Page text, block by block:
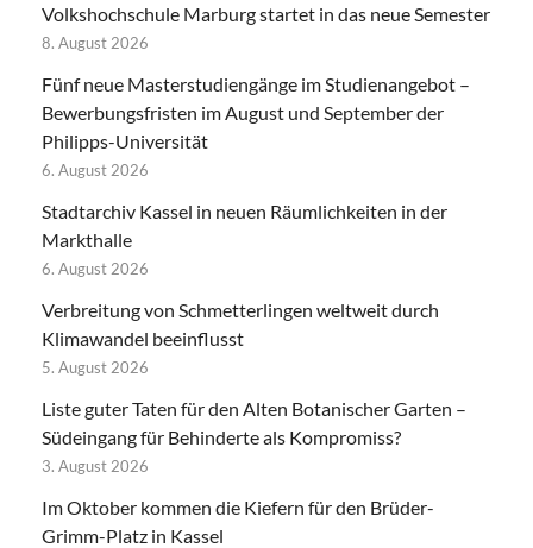
Volkshochschule Marburg startet in das neue Semester
8. August 2026
Fünf neue Masterstudiengänge im Studienangebot –
Bewerbungsfristen im August und September der
Philipps-Universität
6. August 2026
Stadtarchiv Kassel in neuen Räumlichkeiten in der
Markthalle
6. August 2026
Verbreitung von Schmetterlingen weltweit durch
Klimawandel beeinflusst
5. August 2026
Liste guter Taten für den Alten Botanischer Garten –
Südeingang für Behinderte als Kompromiss?
3. August 2026
Im Oktober kommen die Kiefern für den Brüder-
Grimm-Platz in Kassel